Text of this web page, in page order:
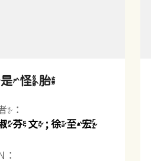
怪胎
：
芬文 ; 徐至宏
：